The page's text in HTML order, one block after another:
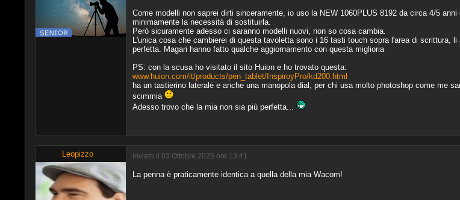
Come modelli non saprei dirti sinceramente, io uso la NEW 1060PLUS 8192 da circa 4/5
minimamente la necessità di sostituirla.
Però sicuramente adesso ci saranno modelli nuovi, non so cosa cambia.
L'unica cosa che cambierei di questa tavoletta sono i 16 tasti touch sopra l'area di scrittura,
perfetta. Magari hanno fatto qualche aggiornamento con questa miglioria
PS: con la scusa ho visitato il sito Huion e ho trovato questa:
www.huion.com/it/products/pen_tablet/InspiroyPro/kd200.html
ha un tastierino laterale e anche una manopola dial, per chi usa molto photoshop come me
scimmia
Adesso trovo che la mia non sia più perfetta...
Leopizzo inviato il 03 Ottobre 2025 ore 13:41
La penna è praticamente identica a quella della mia Wacom!